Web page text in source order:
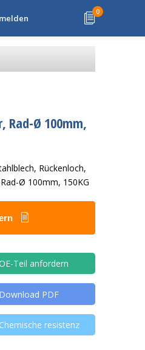
0
Rad-Ø 100mm,
Rückenloch,
Ø 100mm, 150KG
Teil anfordern
Download PDF
Chemische resistenz